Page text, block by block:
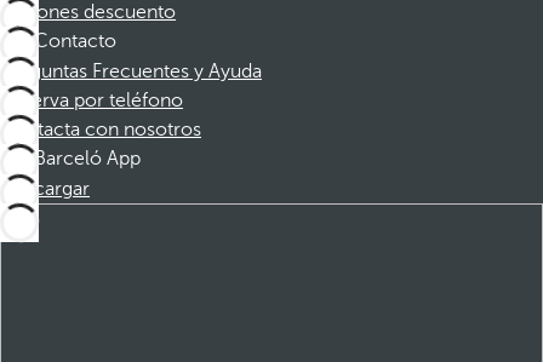
Cupones descuento
Contacto
Preguntas Frecuentes y Ayuda
Reserva por teléfono
Contacta con nosotros
Barceló App
Descargar